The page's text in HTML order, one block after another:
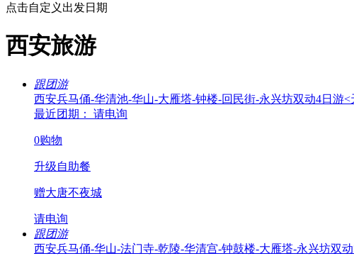
点击自定义出发日期
西安旅游
跟团游
西安兵马俑-华清池-华山-大雁塔-钟楼-回民街-永兴坊双动4日游<
最近团期： 请电询
0购物
升级自助餐
赠大唐不夜城
请电询
跟团游
西安兵马俑-华山-法门寺-乾陵-华清宫-钟鼓楼-大雁塔-永兴坊双